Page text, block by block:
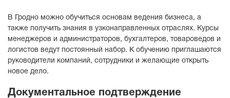
В Гродно можно обучиться основам ведения бизнеса, а
также получить знания в узконаправленных отраслях. Курсы
менеджеров и администраторов, бухгалтеров, товароведов и
логистов ведут постоянный набор. К обучению приглашаются
руководители компаний, сотрудники и желающие открыть
новое дело.
Документальное подтверждение